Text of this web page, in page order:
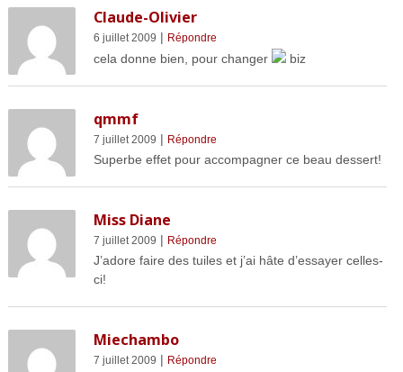
Claude-Olivier
6 juillet 2009 | Répondre
cela donne bien, pour changer biz
qmmf
7 juillet 2009 | Répondre
Superbe effet pour accompagner ce beau dessert!
Miss Diane
7 juillet 2009 | Répondre
J’adore faire des tuiles et j’ai hâte d’essayer celles-
ci!
Miechambo
7 juillet 2009 | Répondre